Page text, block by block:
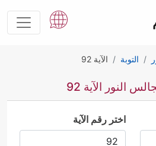
التوبة الآية 92
النور الآية 92
اختر رقم الآية